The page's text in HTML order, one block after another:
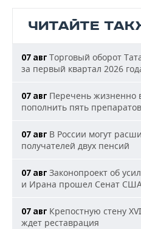
ЧИТАЙТЕ
07 авг Торговый оборот
за первый квартал 2026
07 авг Перечень жизненно
пополнить пять препаратов
07 авг В России могут
получателей двух пенсий
07 авг Законопроект об
и Ирана прошел Сенат
07 авг Крепостную стену
ждет реставрация